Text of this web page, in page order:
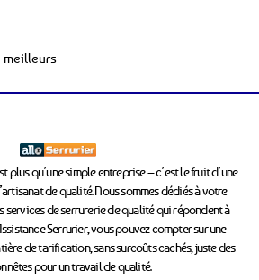
meilleurs
plus qu’une simple entreprise – c’est le fruit d’une
de qualité. Nous sommes dédiés à votre
services de serrurerie de qualité qui répondent à
Serrurier, vous pouvez compter sur une
de tarification, sans surcoûts cachés, juste des
pour un travail de qualité.